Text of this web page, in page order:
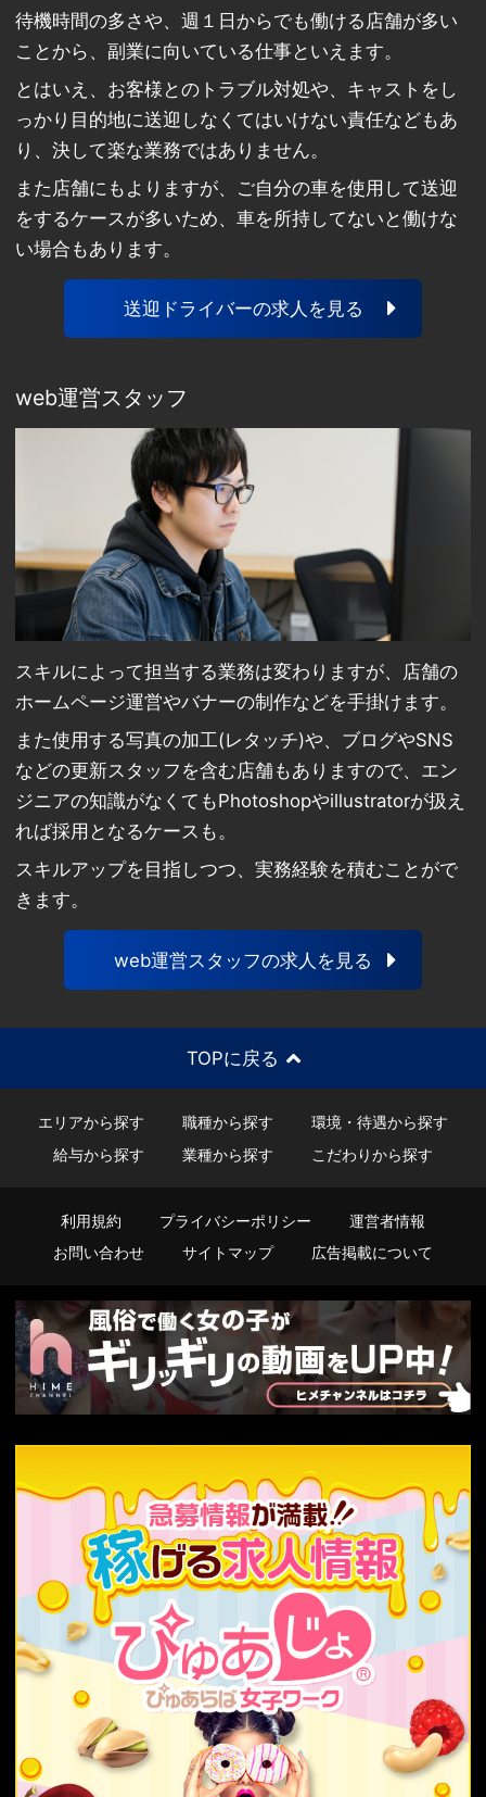
待機時間の多さや、週１日からでも働ける店舗が多い
ことから、副業に向いている仕事といえます。
とはいえ、お客様とのトラブル対処や、キャストをし
っかり目的地に送迎しなくてはいけない責任などもあ
り、決して楽な業務ではありません。
また店舗にもよりますが、ご自分の車を使用して送迎
をするケースが多いため、車を所持してないと働けな
い場合もあります。
送迎ドライバーの求人を見る
web運営スタッフ
スキルによって担当する業務は変わりますが、店舗の
ホームページ運営やバナーの制作などを手掛けます。
また使用する写真の加工(レタッチ)や、ブログやSNS
などの更新スタッフを含む店舗もありますので、エン
ジニアの知識がなくてもPhotoshopやillustratorが扱え
れば採用となるケースも。
スキルアップを目指しつつ、実務経験を積むことがで
きます。
web運営スタッフの求人を見る
TOPに戻る
エリアから探す 職種から探す
環境・待遇から探す
給与から探す
業種から探す こだわりから探す
利用規約 プライバシーポリシー
運営者情報
お問い合わせ
サイトマップ 広告掲載について